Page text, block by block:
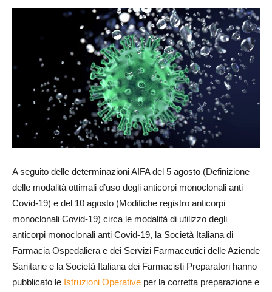
A seguito delle determinazioni AIFA del 5 agosto (Definizione
delle modalità ottimali d’uso degli anticorpi monoclonali anti
Covid-19) e del 10 agosto (Modifiche registro anticorpi
monoclonali Covid-19) circa le modalità di utilizzo degli
anticorpi monoclonali anti Covid-19, la Società Italiana di
Farmacia Ospedaliera e dei Servizi Farmaceutici delle Aziende
Sanitarie e la Società Italiana dei Farmacisti Preparatori hanno
pubblicato le Istruzioni Operative per la corretta preparazione e